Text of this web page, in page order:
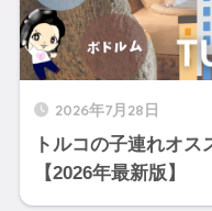
2026年7月28日
トルコの子連れオ
【2026年最新版】